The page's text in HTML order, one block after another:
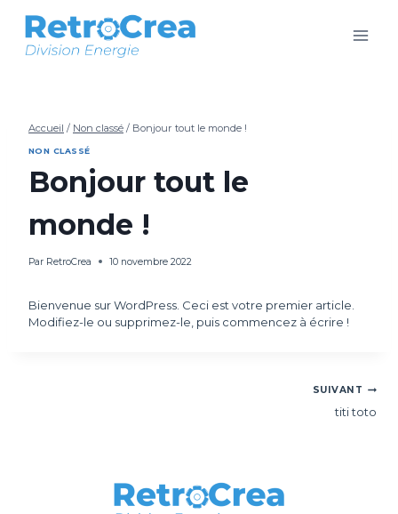
contenu
Accueil / Non classé / Bonjour tout le monde !
NON CLASSÉ
Bonjour tout le
monde !
Par RetroCrea 10 novembre 2022
Bienvenue sur WordPress. Ceci est votre premier article.
Modifiez-le ou supprimez-le, puis commencez à écrire !
SUIVANT
titi toto